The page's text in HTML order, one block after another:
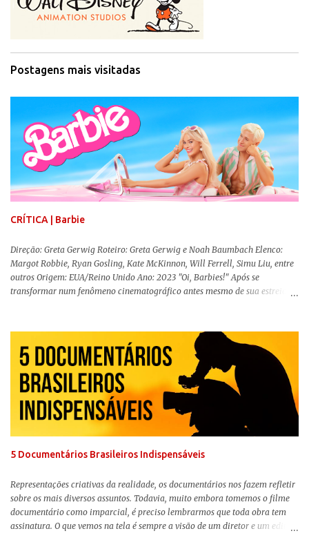
Postagens mais visitadas
CRÍTICA | Barbie
Direção: Greta Gerwig Roteiro: Greta Gerwig e Noah Baumbach Elenco:
Margot Robbie, Ryan Gosling, Kate McKinnon, Will Ferrell, Simu Liu, entre
outros Origem: EUA/Reino Unido Ano: 2023 "Oi, Barbies!" Após se
transformar num fenômeno cinematográfico antes mesmo de sua estreia,
lançamento, posso afirmar que o longa, dirigido por Greta Gerwig (
Adoráveis Mulheres ) prometeu tudo e entregou mais ainda, se provando o
filme do ano até aqui. Repleto de criatividade, humor e sem medo de não se
levar a sério, a produção aborda temas complexos com críticas potentes. Já
conhecida por sua filmografia feminista, Gerwig traz uma reflexão de
como a Barbie se encaixa no mundo moderno, desenvolvendo a
importância e o impacto, positivo ou negativo, da boneca na vida das
pessoas. Isso tudo com um sentimento de nostalgia multigeracional. Na
5 Documentários Brasileiros Indispensáveis
Representações criativas da realidade, os documentários nos fazem refletir
sobre os mais diversos assuntos. Todavia, muito embora tomemos o filme
documentário como imparcial, é preciso lembrarmos que toda obra tem
assinatura. O que vemos na tela é sempre a visão de um diretor e um editor